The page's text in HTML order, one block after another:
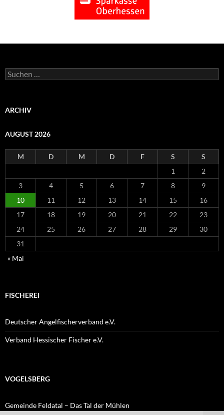
Suchen
nach:
ARCHIV
AUGUST 2026
M D M D F S
S
1
2
3
4 5 6 7 8
9
10
11 12 13 14 15
16
17
18 19 20 21 22
23
24
25 26 27 28 29
30
31
« Mai
FISCHEREI
Deutscher Angelfischerverband e.V.
Verband Hessischer Fischer e.V.
VOGELSBERG
Gemeinde Feldatal – Das Tal der Mühlen